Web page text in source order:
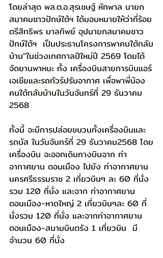
โดยล่าสุด พล.ต.อ.สุรเชษฐ์ หักพาล นายก
สมาคมชาวปักษ์ใต้ฯ ได้มอบหมายให้ว่าที่ร้อย
ตรีสิทธิพร บาลทิพย์ อุปนายกสมาคมชาว
ปักษ์ใต้ฯ  เป็นประธานโครงการพาคนใต้กลับ
บ้าน"ในช่วงเทศกาลปีใหม่ปี 2569 โดยได้
จัดยานพาหนะ ทั้ง เครื่องบินสายการบินแอร์
เอเชียและรถทัวร์ปรับอากาศ เพื่อพาพี่น้อง
คนใต้กลับบ้านในวันจันทร์ที่ 29 ธันวาคม
2568
ทั้งนี้ จะมีการปล่อยขบวนทั้งเครื่องบินและ
รถบัส ในวันจันทร์ที่ 29 ธันวาคม2568 โดย
เครื่องบิน จะออกเดินทางบินจาก ท่า
อากาศยาน ดอนเมือง ไปยัง ท่าอากาศยาน
นครศรีธรรมราช 2 เที่ยวบินๆ ละ 60 ที่นั่ง
รวม 120 ที่นั่ง และจาก ท่าอากาศยาน
ดอนเมือง-หาดใหญ่ 2 เที่ยวบินๆละ 60 ที่
นั่งรวม 120 ที่นั่ง และจากท่าอากาศยาน
ดอนเมือง-สนามบินตรัง 1 เที่ยวบิน  มี
จำนวน 60 ที่นั่ง